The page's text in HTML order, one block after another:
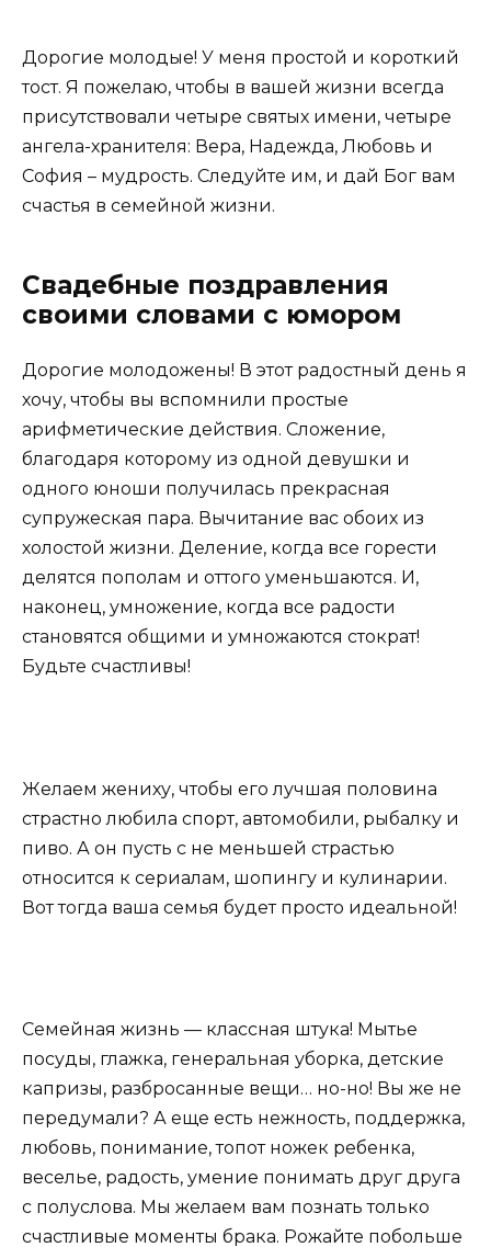
Дорогие молодые! У меня простой и короткий
тост. Я пожелаю, чтобы в вашей жизни всегда
присутствовали четыре святых имени, четыре
ангела-хранителя: Вера, Надежда, Любовь и
София – мудрость. Следуйте им, и дай Бог вам
счастья в семейной жизни.
Свадебные поздравления
своими словами с юмором
Дорогие молодожены! В этот радостный день я
хочу, чтобы вы вспомнили простые
арифметические действия. Сложение,
благодаря которому из одной девушки и
одного юноши получилась прекрасная
супружеская пара. Вычитание вас обоих из
холостой жизни. Деление, когда все горести
делятся пополам и оттого уменьшаются. И,
наконец, умножение, когда все радости
становятся общими и умножаются стократ!
Будьте счастливы!
Желаем жениху, чтобы его лучшая половина
страстно любила спорт, автомобили, рыбалку и
пиво. А он пусть с не меньшей страстью
относится к сериалам, шопингу и кулинарии.
Вот тогда ваша семья будет просто идеальной!
Семейная жизнь — классная штука! Мытье
посуды, глажка, генеральная уборка, детские
капризы, разбросанные вещи… но-но! Вы же не
передумали? А еще есть нежность, поддержка,
любовь, понимание, топот ножек ребенка,
веселье, радость, умение понимать друг друга
с полуслова. Мы желаем вам познать только
счастливые моменты брака. Рожайте побольше